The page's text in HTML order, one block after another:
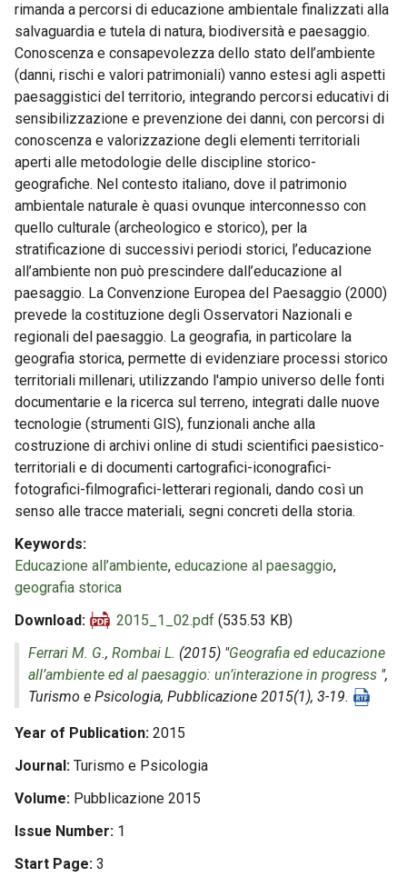
rimanda a percorsi di educazione ambientale finalizzati alla
salvaguardia e tutela di natura, biodiversità e paesaggio.
Conoscenza e consapevolezza dello stato dell’ambiente
(danni, rischi e valori patrimoniali) vanno estesi agli aspetti
paesaggistici del territorio, integrando percorsi educativi di
sensibilizzazione e prevenzione dei danni, con percorsi di
conoscenza e valorizzazione degli elementi territoriali
aperti alle metodologie delle discipline storico-
geografiche. Nel contesto italiano, dove il patrimonio
ambientale naturale è quasi ovunque interconnesso con
quello culturale (archeologico e storico), per la
stratificazione di successivi periodi storici, l’educazione
all’ambiente non può prescindere dall’educazione al
paesaggio. La Convenzione Europea del Paesaggio (2000)
prevede la costituzione degli Osservatori Nazionali e
regionali del paesaggio. La geografia, in particolare la
geografia storica, permette di evidenziare processi storico
territoriali millenari, utilizzando l'ampio universo delle fonti
documentarie e la ricerca sul terreno, integrati dalle nuove
tecnologie (strumenti GIS), funzionali anche alla
costruzione di archivi online di studi scientifici paesistico-
territoriali e di documenti cartografici-iconografici-
fotografici-filmografici-letterari regionali, dando così un
senso alle tracce materiali, segni concreti della storia.
Keywords
Educazione all’ambiente, educazione al paesaggio,
geografia storica
Download
2015_1_02.pdf (535.53 KB)
Ferrari M. G., Rombai L. (2015) "Geografia ed educazione
all’ambiente ed al paesaggio: un’interazione in progress ",
Turismo e Psicologia, Pubblicazione 2015(1), 3-19.
Year of Publication 2015
Journal Turismo e Psicologia
Volume Pubblicazione 2015
Issue Number 1
Start Page 3